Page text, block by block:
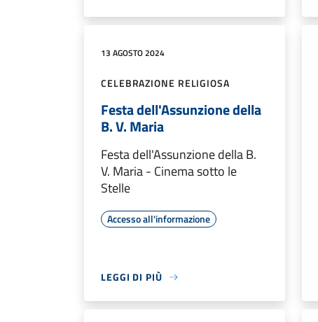
13 AGOSTO 2024
CELEBRAZIONE RELIGIOSA
Festa dell'Assunzione della
B. V. Maria
Festa dell'Assunzione della B.
V. Maria - Cinema sotto le
Stelle
Accesso all'informazione
LEGGI DI PIÙ